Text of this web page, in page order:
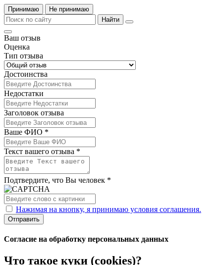
Принимаю
Не принимаю
Найти
Ваш отзыв
Оценка
Тип отзыва
Достоинства
Недостатки
Заголовок отзыва
Ваше ФИО *
Текст вашего отзыва *
Подтвердите, что Вы человек *
Нажимая на кнопку, я принимаю условия соглашения.
Отправить
Согласие на обработку персональных данных
Что такое куки (cookies)?